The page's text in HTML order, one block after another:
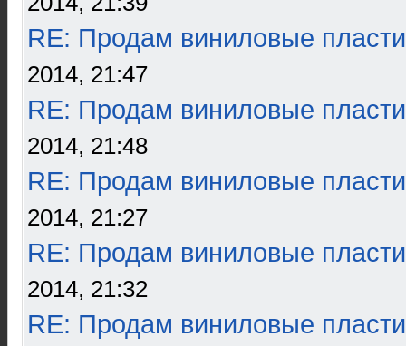
RE: Продам виниловые
2014, 21:47
RE: Продам виниловые
2014, 21:48
RE: Продам виниловые
2014, 21:27
RE: Продам виниловые
2014, 21:32
RE: Продам виниловые